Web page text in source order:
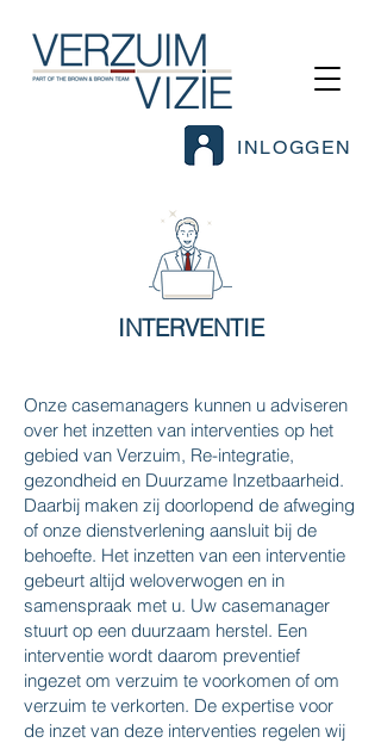
INLOGGEN
INTERVENTIE
Onze casemanagers kunnen u adviseren
over het inzetten van interventies op het
gebied van Verzuim, Re-integratie,
gezondheid en Duurzame Inzetbaarheid.
Daarbij maken zij doorlopend de afweging
of onze dienstverlening aansluit bij de
behoefte. Het inzetten van een interventie
gebeurt altijd weloverwogen en in
samenspraak met u. Uw casemanager
stuurt op een duurzaam herstel. Een
interventie wordt daarom preventief
ingezet om verzuim te voorkomen of om
verzuim te verkorten. De expertise voor
de inzet van deze interventies regelen wij